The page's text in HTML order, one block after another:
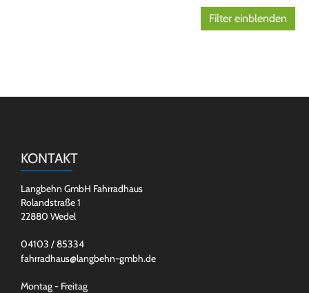
Filter einblenden
KONTAKT
Langbehn GmbH Fahrradhaus
Rolandstraße 1
22880 Wedel
04103 / 85334
fahrradhaus@langbehn-gmbh.de
Montag - Freitag